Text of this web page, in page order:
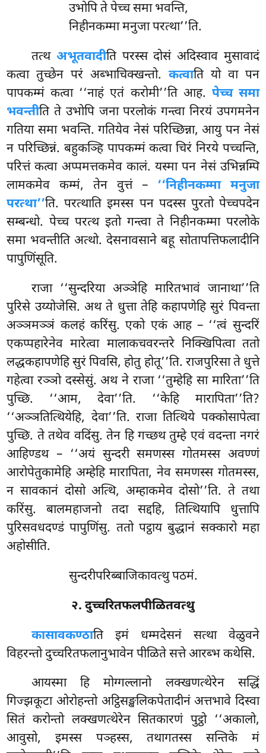
उभोपि ते पेच्च समा भवन्ति,
निहीनकम्मा मनुजा परत्था’’ति.
तत्थ अभूतवादीति परस्स दोसं अदिस्वाव मुसावादं
कत्वा तुच्छेन परं अब्भाचिक्खन्तो. कत्वाति यो वा पन
पापकम्मं कत्वा ‘‘नाहं एतं करोमी’’ति आह. पेच्च समा
भवन्तीति ते उभोपि जना परलोकं गन्त्वा निरयं उपगमनेन
गतिया समा भवन्ति. गतियेव नेसं परिच्छिन्ना, आयु पन नेसं
न परिच्छिन्नं. बहुकञ्हि पापकम्मं कत्वा चिरं निरये पच्चन्ति,
परित्तं कत्वा अप्पमत्तकमेव कालं. यस्मा पन नेसं उभिन्नम्पि
लामकमेव कम्मं, तेन वुत्तं – ‘‘निहीनकम्मा मनुजा
परत्था’’ति. परत्थाति इमस्स पन पदस्स पुरतो पेच्चपदेन
सम्बन्धो. पेच्च परत्थ इतो गन्त्वा ते निहीनकम्मा परलोके
समा भवन्तीति अत्थो. देसनावसानेबहू सोतापत्तिफलादीनि
पापुणिंसूति.
राजा ‘‘सुन्दरिया अञ्ञेहि मारितभावं जानाथा’’ति
पुरिसे उय्योजेसि. अथ ते धुत्ता तेहिकहापणेहि सुरं पिवन्ता
अञ्ञमञ्ञं कलहं करिंसु. एको एकं आह – ‘‘त्वं सुन्दरिं
एकप्पहारेनेव मारेत्वा मालाकचवरन्तरे निक्खिपित्वा ततो
लद्धकहापणेहि सुरं पिवसि, होतु होतू’’ति. राजपुरिसा ते धुत्ते
गहेत्वा रञ्ञो दस्सेसुं. अथ ने राजा ‘‘तुम्हेहि सा मारिता’’ति
पुच्छि. ‘‘आम, देवा’’ति. ‘‘केहि मारापिता’’ति?
‘‘अञ्ञतित्थियेहि, देवा’’ति. राजा तित्थिये पक्कोसापेत्वा
पुच्छि. ते तथेव वदिंसु. तेन हि गच्छथ तुम्हे एवं वदन्ता नगरं
आहिण्डथ – ‘‘अयं सुन्दरी समणस्स गोतमस्स अवण्णं
आरोपेतुकामेहि अम्हेहि मारापिता, नेव समणस्स गोतमस्स,
न सावकानं दोसो अत्थि, अम्हाकमेव दोसो’’ति. ते तथा
करिंसु. बालमहाजनो तदा सद्दहि, तित्थियापि धुत्तापि
पुरिसवधदण्डं पापुणिंसु. ततो पट्ठाय बुद्धानं सक्कारो महा
अहोसीति.
सुन्दरीपरिब्बाजिकावत्थु पठमं.
२. दुच्चरितफलपीळितवत्थु
कासावकण्ठाति इमं धम्मदेसनं सत्था वेळुवने
विहरन्तो दुच्चरितफलानुभावेन पीळिते सत्ते आरब्भ कथेसि.
आयस्मा हि मोग्गल्लानो लक्खणत्थेरेन सद्धिं
गिज्झकूटा ओरोहन्तो अट्ठिसङ्खलिकपेतादीनं अत्तभावे दिस्वा
सितं करोन्तो लक्खणत्थेरेन सितकारणं पुट्ठो ‘‘अकालो,
आवुसो, इमस्स पञ्हस्स, तथागतस्स सन्तिके मं